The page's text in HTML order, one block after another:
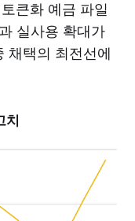
큰화 예금 파일
실사용 확대가
채택의 최전선에
치